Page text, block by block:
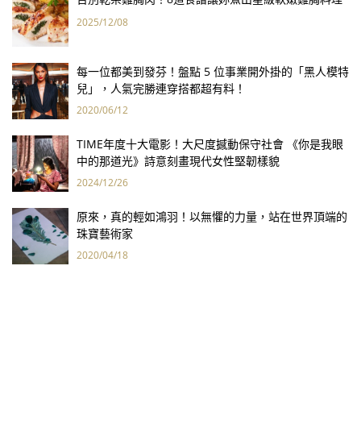
2025/12/08
每一位都美到發芬！盤點 5 位事業開外掛的「黑人模特
兒」，人氣完勝連穿搭都超有料！
2020/06/12
TIME年度十大電影！大尺度撼動保守社會 《你是我眼
中的那道光》詩意刻畫現代女性堅韌樣貌
2024/12/26
原來，真的輕如鴻羽！以無懼的力量，站在世界頂端的
珠寶藝術家
2020/04/18